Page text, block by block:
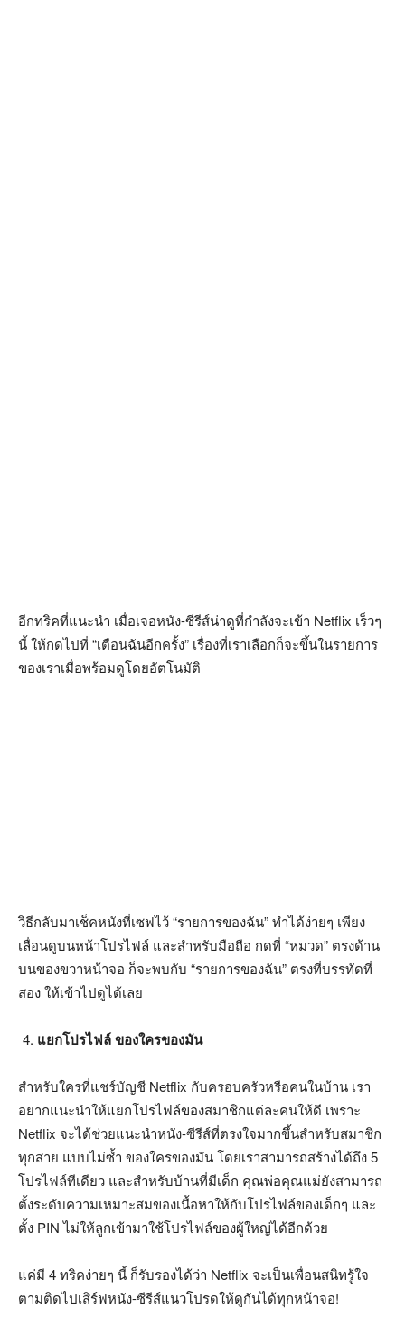
อีกทริคที่แนะนำ เมื่อเจอหนัง-ซีรีส์น่าดูที่กำลังจะเข้า Netflix เร็วๆ
นี้ ให้กดไปที่ “เตือนฉันอีกครั้ง” เรื่องที่เราเลือกก็จะขึ้นในรายการ
ของเราเมื่อพร้อมดูโดยอัตโนมัติ
วิธีกลับมาเช็คหนังที่เซฟไว้ “รายการของฉัน” ทำได้ง่ายๆ เพียง
เลื่อนดูบนหน้าโปรไฟล์ และสำหรับมือถือ กดที่ “หมวด” ตรงด้าน
บนของขวาหน้าจอ ก็จะพบกับ “รายการของฉัน” ตรงที่บรรทัดที่
สอง ให้เข้าไปดูได้เลย
แยกโปรไฟล์ ของใครของมัน
สำหรับใครที่แชร์บัญชี Netflix กับครอบครัวหรือคนในบ้าน เรา
อยากแนะนำให้แยกโปรไฟล์ของสมาชิกแต่ละคนให้ดี เพราะ
Netflix จะได้ช่วยแนะนำหนัง-ซีรีส์ที่ตรงใจมากขึ้นสำหรับสมาชิก
ทุกสาย แบบไม่ซ้ำ ของใครของมัน โดยเราสามารถสร้างได้ถึง 5
โปรไฟล์ทีเดียว และสำหรับบ้านที่มีเด็ก คุณพ่อคุณแม่ยังสามารถ
ตั้งระดับความเหมาะสมของเนื้อหาให้กับโปรไฟล์ของเด็กๆ และ
ตั้ง PIN ไม่ให้ลูกเข้ามาใช้โปรไฟล์ของผู้ใหญ่ได้อีกด้วย
แค่มี 4 ทริคง่ายๆ นี้ ก็รับรองได้ว่า Netflix จะเป็นเพื่อนสนิทรู้ใจ
ตามติดไปเสิร์ฟหนัง-ซีรีส์แนวโปรดให้ดูกันได้ทุกหน้าจอ!